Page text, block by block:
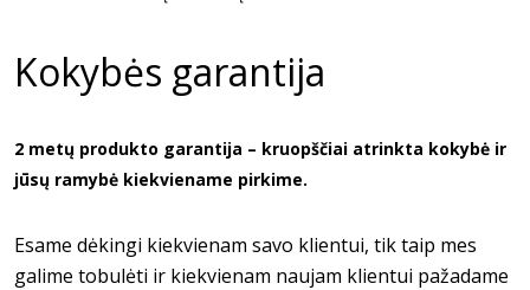
Kokybės garantija
2 metų produkto garantija – kruopščiai atrinkta kokybė ir
jūsų ramybė kiekviename pirkime.
Esame dėkingi kiekvienam savo klientui, tik taip mes
galime tobulėti ir kiekvienam naujam klientui pažadame